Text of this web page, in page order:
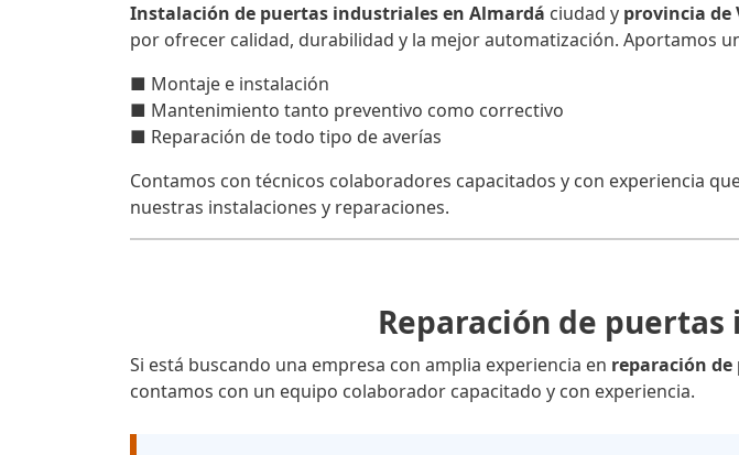
Instalación de puertas industriales en Almardá ciudad y provincia de
por ofrecer calidad, durabilidad y la mejor automatización. Aportamos
■ Montaje e instalación
■ Mantenimiento tanto preventivo como correctivo
■ Reparación de todo tipo de averías
Contamos con técnicos colaboradores capacitados y con experiencia
nuestras instalaciones y reparaciones.
Reparación de
Si está buscando una empresa con amplia experiencia en reparación
contamos con un equipo colaborador capacitado y con experiencia.